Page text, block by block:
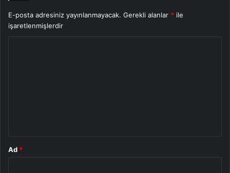
E-posta adresiniz yayınlanmayacak. Gerekli alanlar * ile
işaretlenmişlerdir
Ad *